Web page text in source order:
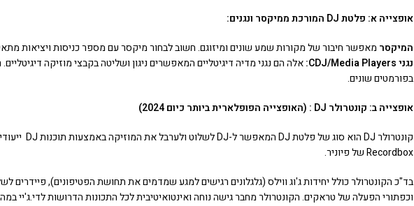
אופצייה א: פלטת DJ המורכת ממיקסר ונגנים:
המיקסר מאפשר חיבור של מקורות שמע שונים ומיזוגם. חשוב לבחור מיקסר עם מספר כניסות ויציאות
נגני CDJ/Media Players:
אלה הם נגני מדיה דיגיטליים המאפשרים ניגון ושליטה בקבצי מוזיקה
בפורמטים שונים.
אופצייה ב: קונטרולר DJ : (האופצייה הפופלארית ביותר כיום 2024)
Recordbox של פיוניר.
בד"כ הקונטרולר כולל יחידות ג'וג ווילס (גלגלונים רגישים למגע שמדמים את תחושת הפטיפונים),
וכפתורי הפעלה של טראקים. הקונטרולר מחבר גישה נוחה ואינטואיטיבית לכל התכונות הדרושות לדי.ג'יי